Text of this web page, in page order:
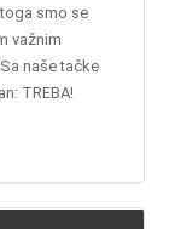
smo se
važnim
naše tačke
TREBA!